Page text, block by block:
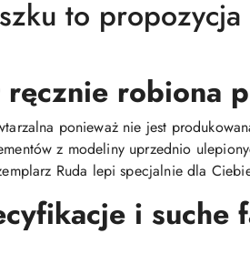
to
robiona
ponieważ nie jest
z modeliny uprzednio
Ruda lepi specjalnie dla
i suche